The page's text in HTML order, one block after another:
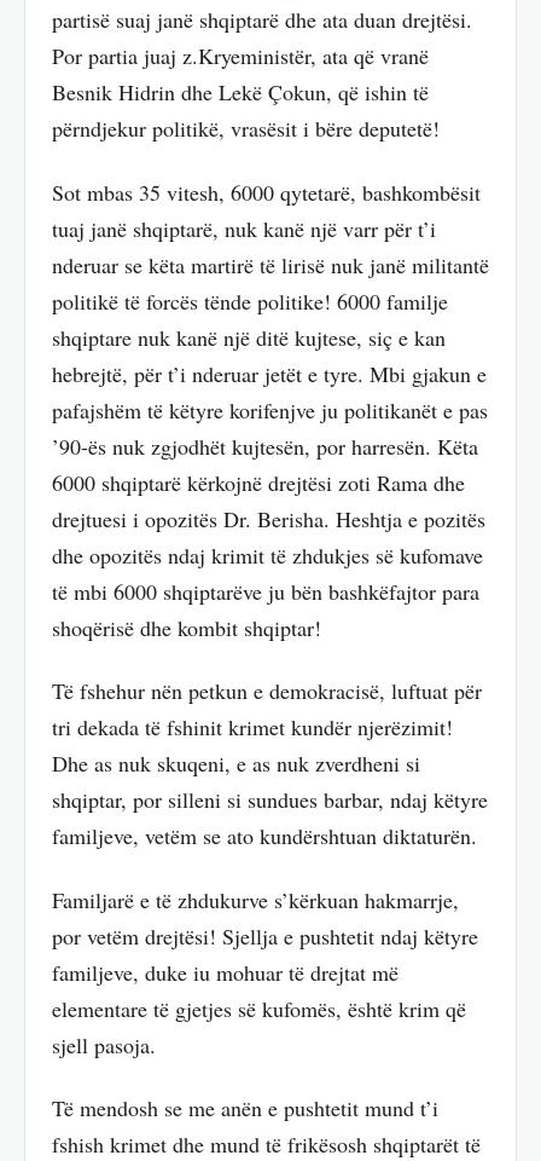
partisë suaj janë shqiptarë dhe ata duan drejtësi.
Por partia juaj z.Kryeministër, ata që vranë
Besnik Hidrin dhe Lekë Çokun, që ishin të
përndjekur politikë, vrasësit i bëre deputetë!
Sot mbas 35 vitesh, 6000 qytetarë, bashkombësit
tuaj janë shqiptarë, nuk kanë një varr për t’i
nderuar se këta martirë të lirisë nuk janë militantë
politikë të forcës tënde politike! 6000 familje
shqiptare nuk kanë një ditë kujtese, siç e kan
hebrejtë, për t’i nderuar jetët e tyre. Mbi gjakun e
pafajshëm të këtyre korifenjve ju politikanët e pas
’90-ës nuk zgjodhët kujtesën, por harresën. Këta
6000 shqiptarë kërkojnë drejtësi zoti Rama dhe
drejtuesi i opozitës Dr. Berisha. Heshtja e pozitës
dhe opozitës ndaj krimit të zhdukjes së kufomave
të mbi 6000 shqiptarëve ju bën bashkëfajtor para
shoqërisë dhe kombit shqiptar!
Të fshehur nën petkun e demokracisë, luftuat për
tri dekada të fshinit krimet kundër njerëzimit!
Dhe as nuk skuqeni, e as nuk zverdheni si
shqiptar, por silleni si sundues barbar, ndaj këtyre
familjeve, vetëm se ato kundërshtuan diktaturën.
Familjarë e të zhdukurve s’kërkuan hakmarrje,
por vetëm drejtësi! Sjellja e pushtetit ndaj këtyre
familjeve, duke iu mohuar të drejtat më
elementare të gjetjes së kufomës, është krim që
sjell pasoja.
Të mendosh se me anën e pushtetit mund t’i
fshish krimet dhe mund të frikësosh shqiptarët të